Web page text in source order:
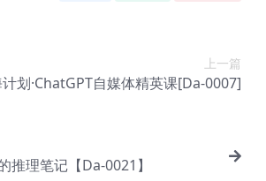
上一篇
划·ChatGPT自媒体精英课[Da-0007]
推理笔记【Da-0021】